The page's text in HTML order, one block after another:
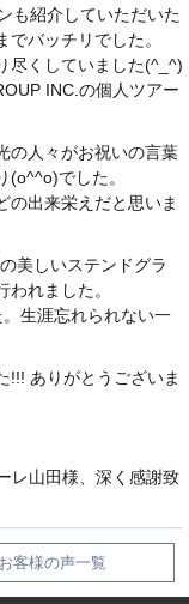
も紹介していただいた
バッチリでした。
尽くしていました(^_^)
INC.の個人ツアー
の人々がお祝いの言葉
(o^^o)でした。
の出来栄えだと思いま
美しいステンドグラ
れました。
生涯忘れられない一
!!! ありがとうございま
レ山田様、深く感謝致
お客様の声一覧